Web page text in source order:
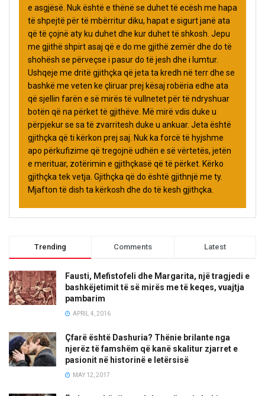
e asgjësë. Nuk është e thënë se duhet të ecësh me hapa
të shpejtë për të mbërritur diku, hapat e sigurt janë ata
që të çojnë aty ku duhet dhe kur duhet të shkosh. Jepu
me gjithë shpirt asaj që e do me gjithë zemër dhe do të
shohësh se përveçse i pasur do të jesh dhe i lumtur.
Ushqeje me dritë gjithçka që jeta ta kredh në terr dhe se
bashkë me veten ke çliruar prej kësaj robëria edhe ata
që sjellin farën e së mirës të vullnetet për të ndryshuar
botën që na përket të gjithëve. Më mirë vdis duke u
përpjekur se sa të zvarritesh duke u ankuar. Jeta është
gjithçka që ti kërkon prej saj. Nuk ka forcë të hyjshme
apo përkufizime që tregojnë udhën e së vërtetës, jetën
e merituar, zotërimin e gjithçkasë që të përket. Kërko
gjithçka tek vetja. Gjithçka që do është gjithnjë me ty.
Mjafton të dish ta kërkosh dhe do të kesh gjithçka.
Trending Comments Latest
Fausti, Mefistofeli dhe Margarita, një tragjedi e
bashkëjetimit të së mirës me të keqes, vuajtja
pambarim
APRIL 4, 2016
Çfarë është Dashuria? Thënie brilante nga
njerëz të famshëm që kanë skalitur zjarret e
pasionit në historinë e letërsisë
MAY 12, 2017